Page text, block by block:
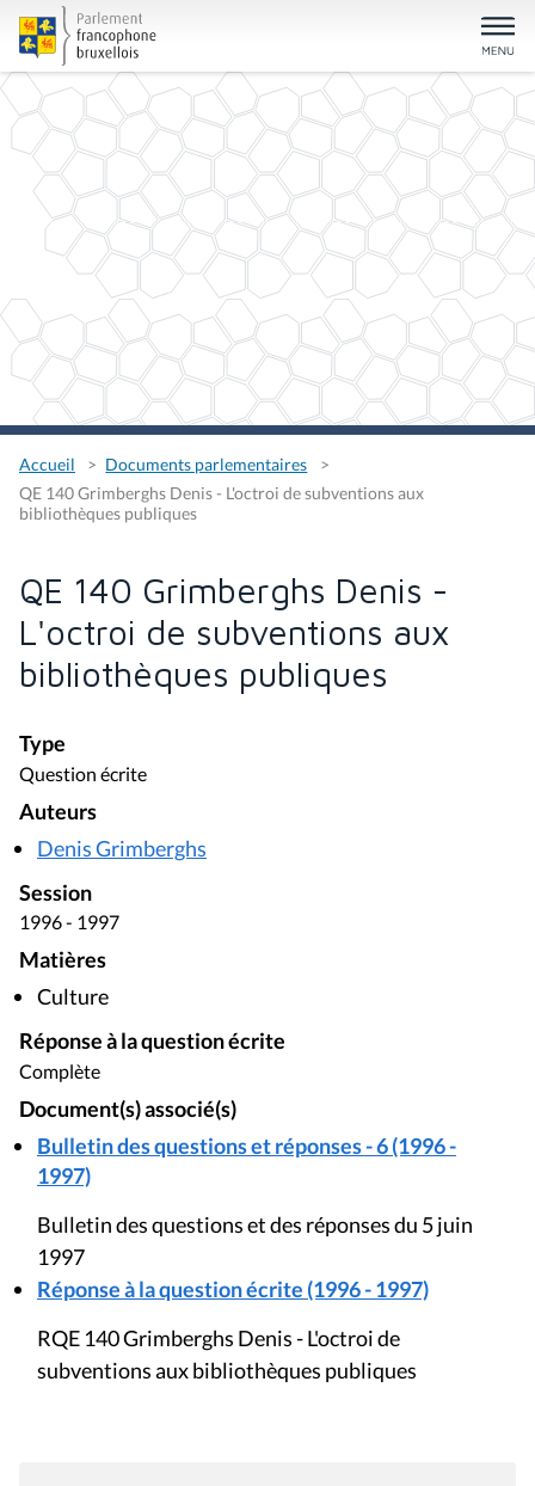
Accueil
Documents parlementaires
QE 140 Grimberghs Denis - L'octroi de subventions aux
bibliothèques publiques
QE 140 Grimberghs Denis -
L'octroi de subventions aux
bibliothèques publiques
Type
Question écrite
Auteurs
Denis Grimberghs
Session
1996 - 1997
Matières
Culture
Réponse à la question écrite
Complète
Document(s) associé(s)
Bulletin des questions et réponses - 6 (1996 -
1997)
Bulletin des questions et des réponses du 5 juin
1997
Réponse à la question écrite (1996 - 1997)
RQE 140 Grimberghs Denis - L'octroi de
subventions aux bibliothèques publiques